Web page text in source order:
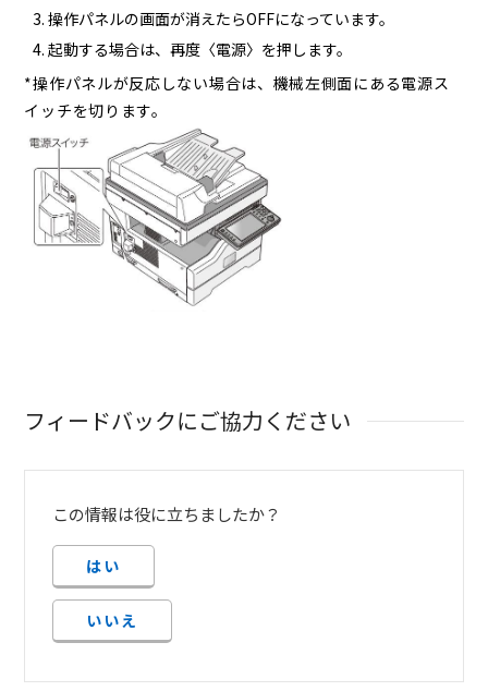
操作パネルの画面が消えたらOFFになっています。
起動する場合は、再度〈電源〉を押します。
*操作パネルが反応しない場合は、機械左側面にある電源ス
イッチを切ります。
フィードバックにご協力ください
この情報は役に立ちましたか？
はい
いいえ